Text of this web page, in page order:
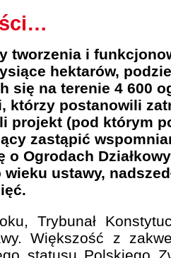
tworzenia i
hektarów,
się na terenie 4 600
którzy postanowili
projekt (pod którym
zastąpić
o Ogrodach
ustawy,
Trybunał
Większość z